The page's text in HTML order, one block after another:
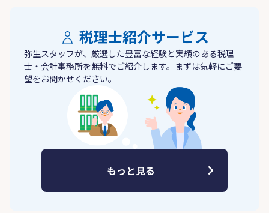
税理士紹介サービス
弥生スタッフが、厳選した豊富な経験と実績のある税理
士・会計事務所を無料でご紹介します。まずは気軽にご要
望をお聞かせください。
もっと見る